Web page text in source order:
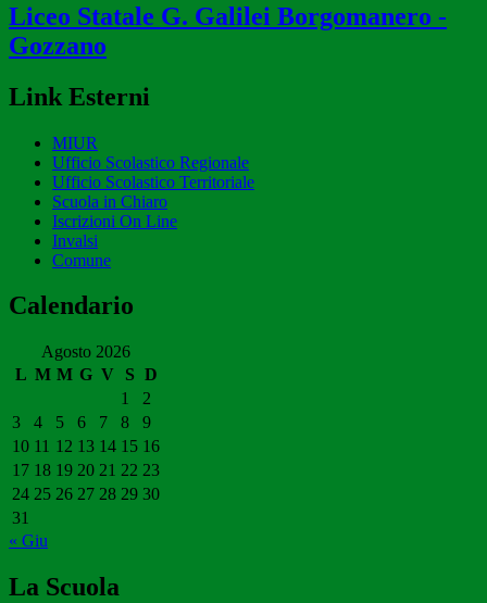
Liceo Statale G. Galilei Borgomanero -
Gozzano
Link Esterni
MIUR
Ufficio Scolastico Regionale
Ufficio Scolastico Territoriale
Scuola in Chiaro
Iscrizioni On Line
Invalsi
Comune
Calendario
Agosto 2026
L M M G V S D
1
2
3
4 5 6 7 8
9
10 11 12 13 14 15 16
17 18 19 20 21 22 23
24 25 26 27 28 29 30
31
« Giu
La Scuola